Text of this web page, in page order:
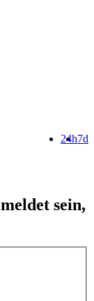
7d
24h
sein,